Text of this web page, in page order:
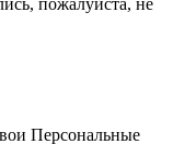
Персональные